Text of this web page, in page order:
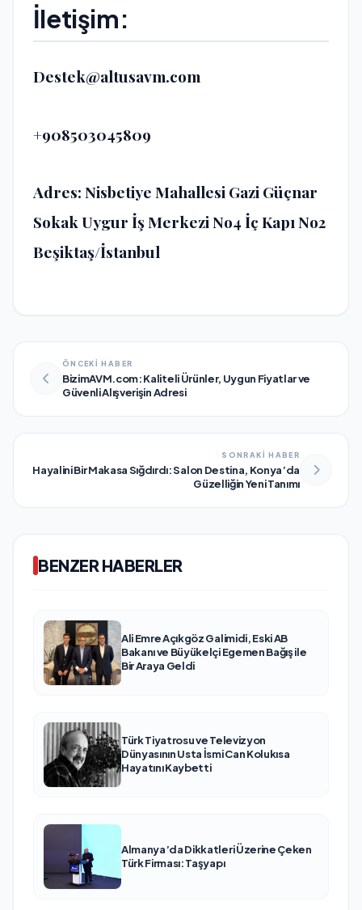
İletişim:
Destek@altusavm.com
+908503045809
Adres: Nisbetiye Mahallesi Gazi Güçnar
Sokak Uygur İş Merkezi No4 İç Kapı No2
Beşiktaş/İstanbul
ÖNCEKİ HABER
BizimAVM.com: Kaliteli Ürünler, Uygun Fiyatlar ve
Güvenli Alışverişin Adresi
SONRAKİ HABER
Hayalini Bir Makasa Sığdırdı: Salon Destina, Konya’da
Güzelliğin Yeni Tanımı
BENZER HABERLER
Ali Emre Açıkgöz Galimidi, Eski AB
Bakanı ve Büyükelçi Egemen Bağış ile
Bir Araya Geldi
Türk Tiyatrosu ve Televizyon
Dünyasının Usta İsmi Can Kolukısa
Hayatını Kaybetti
Almanya’da Dikkatleri Üzerine Çeken
Türk Firması: Taşyapı